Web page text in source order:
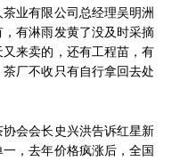
业有限公司总经理吴明洲
有淋雨发黄了没及时采摘
来卖的，还有工程苗，有
厂不收只有自行拿回去处
会会长史兴洪告诉红星新
，去年价格疯涨后，全国